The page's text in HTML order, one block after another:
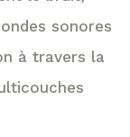
sonores
à travers la